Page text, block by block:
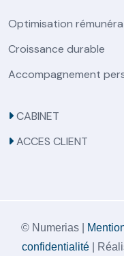
Optimisation
Croissance durable
Accompagnement
CABINET
ACCES CLIENT
© Numerias |
confidentialité |